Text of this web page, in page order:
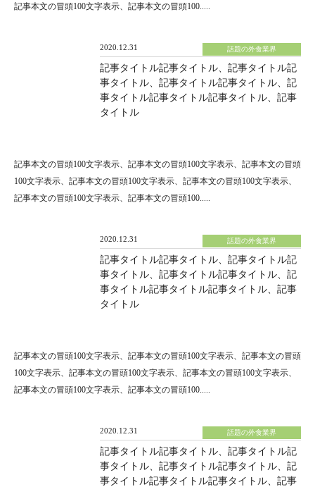
記事本文の冒頭100文字表示、記事本文の冒頭100.....
2020.12.31 話題の外食業界
記事タイトル記事タイトル、記事タイトル記
事タイトル、記事タイトル記事タイトル、記
事タイトル記事タイトル記事タイトル、記事
タイトル
記事本文の冒頭100文字表示、記事本文の冒頭100文字表示、記事本文の冒頭
100文字表示、記事本文の冒頭100文字表示、記事本文の冒頭100文字表示、
記事本文の冒頭100文字表示、記事本文の冒頭100.....
2020.12.31 話題の外食業界
記事タイトル記事タイトル、記事タイトル記
事タイトル、記事タイトル記事タイトル、記
事タイトル記事タイトル記事タイトル、記事
タイトル
記事本文の冒頭100文字表示、記事本文の冒頭100文字表示、記事本文の冒頭
100文字表示、記事本文の冒頭100文字表示、記事本文の冒頭100文字表示、
記事本文の冒頭100文字表示、記事本文の冒頭100.....
2020.12.31 話題の外食業界
記事タイトル記事タイトル、記事タイトル記
事タイトル、記事タイトル記事タイトル、記
事タイトル記事タイトル記事タイトル、記事